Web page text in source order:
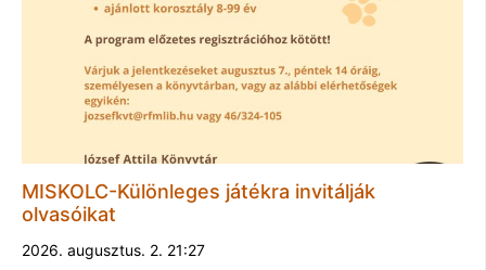
MISKOLC-Különleges játékra invitálják
olvasóikat
2026. augusztus. 2. 21:27